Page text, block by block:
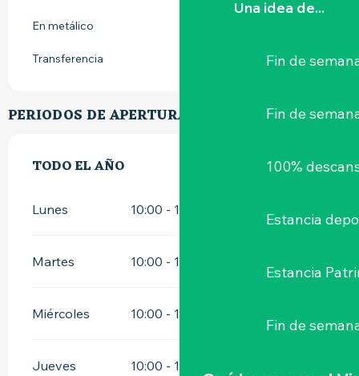
Una idea de...
Fin de
Fin de
100%
Estancia
Estancia
Fin de
En metálico
Transferencia
PERIODOS DE APERTURA
TODO EL AÑO
TODO EL AÑO
Lunes 10:00 - 13:00
Martes 10:00 - 13:00
Miércoles 10:00 - 13:00
Jueves 10:00 - 13:00